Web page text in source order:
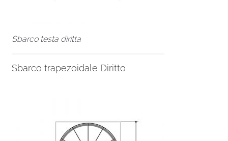
Sbarco testa diritta
Sbarco trapezoidale Diritto